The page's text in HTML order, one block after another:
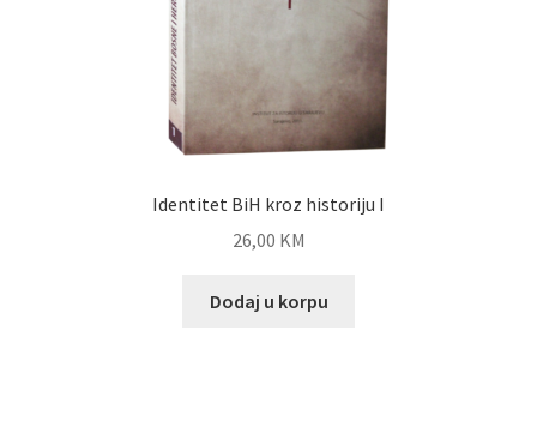
Identitet BiH kroz historiju I
26,00 KM
Dodaj u korpu